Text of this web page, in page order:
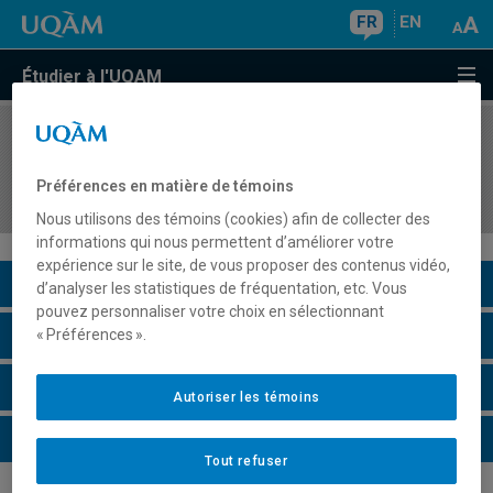
FR EN
Étudier à l'UQAM
COURS//
industries
Description du cours
Horaire - Été 2026
Horaire - Automne 2026
Horaire - Hiver 2027
Préférences en matière de témoins
Nous utilisons des témoins (cookies) afin de collecter des
informations qui nous permettent d’améliorer votre
expérience sur le site, de vous proposer des contenus vidéo,
d’analyser les statistiques de fréquentation, etc. Vous
pouvez personnaliser votre choix en sélectionnant
« Préférences ».
Tout refuser
Autoriser les témoins